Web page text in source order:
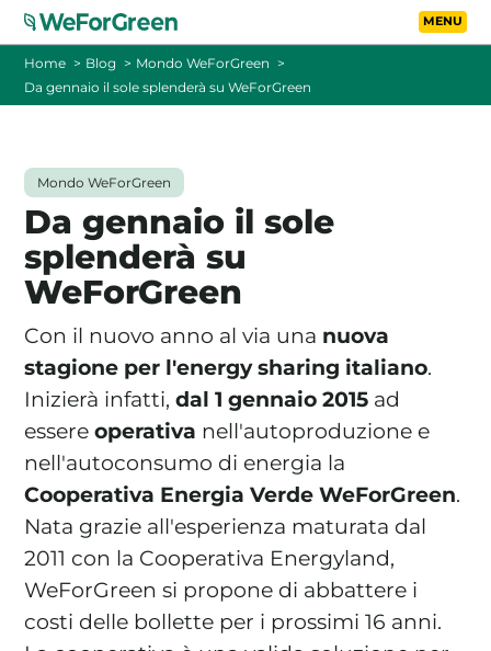
Vai al contenuto
La tua cooperativa energetica sostenibile
Area Soci|Aderisci a WeForGreen
TARIFFE
FOTOVOLTAICO A DISTANZA
FAQ
CONTATTI
Home Blog
Mondo WeForGreen
Da gennaio il sole splenderà su WeForGreen
Mondo WeForGreen
Da gennaio il sole
splenderà su
WeForGreen
Con il nuovo anno al via una nuova
stagione per l'energy sharing italiano.
Inizierà infatti,dal 1 gennaio 2015 ad
essereoperativa nell'autoproduzione e
nell'autoconsumo di energia la
Cooperativa Energia Verde WeForGreen.
Nata grazie all'esperienza maturata dal
2011 con la Cooperativa Energyland,
WeForGreen si propone di abbattere i
costi delle bollette per i prossimi 16 anni.